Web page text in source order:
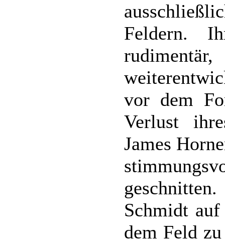
Feldern.
vor dem
Verlust
James
Schmidt
dem Feld